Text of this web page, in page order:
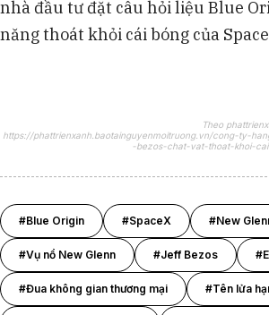
nhà đầu tư đặt câu hỏi liệu Blue
năng thoát khỏi cái bóng của
Theo
https://phattrienxanh.baotainguyenmoitruong.vn/cong-ty-
-bezos-chat-vat-thoat-khoi-
#Blue Origin #SpaceX #New
#Vụ nổ New Glenn #Jeff Bezos
#Đua không gian thương mại #Tên lửa